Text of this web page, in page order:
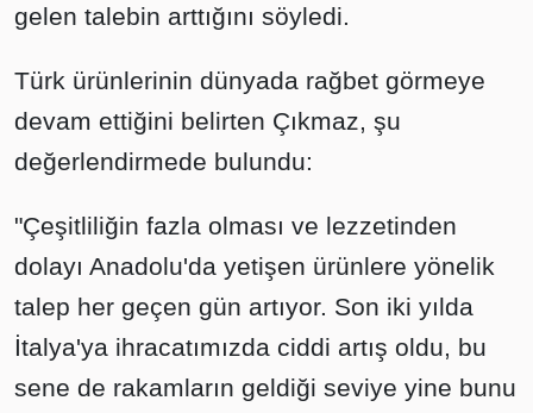
gelen talebin arttığını söyledi.
Türk ürünlerinin dünyada rağbet görmeye
devam ettiğini belirten Çıkmaz, şu
değerlendirmede bulundu:
"Çeşitliliğin fazla olması ve lezzetinden
dolayı Anadolu'da yetişen ürünlere yönelik
talep her geçen gün artıyor. Son iki yılda
İtalya'ya ihracatımızda ciddi artış oldu, bu
sene de rakamların geldiği seviye yine bunu